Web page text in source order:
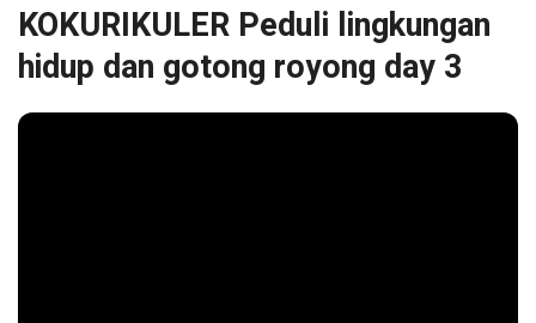
KOKURIKULER Peduli lingkungan
hidup dan gotong royong day 3